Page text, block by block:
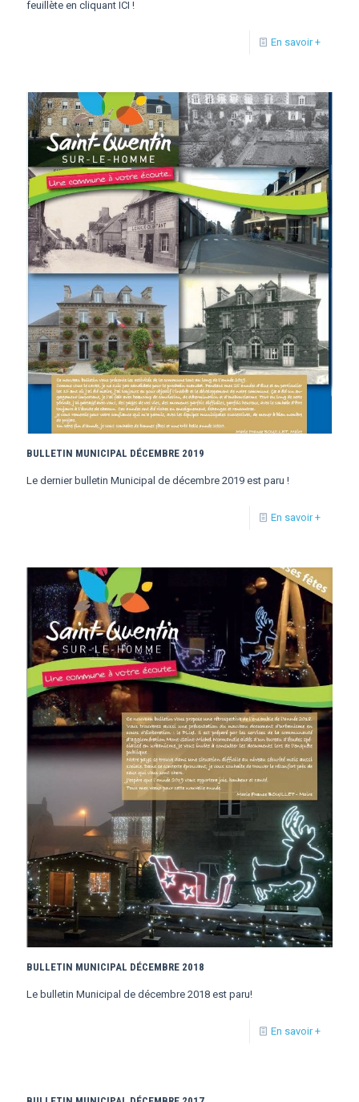
feuillète en cliquant ICI !
En savoir +
BULLETIN MUNICIPAL DÉCEMBRE 2019
Le dernier bulletin Municipal de décembre 2019 est paru !
En savoir +
BULLETIN MUNICIPAL DÉCEMBRE 2018
Le bulletin Municipal de décembre 2018 est paru!
En savoir +